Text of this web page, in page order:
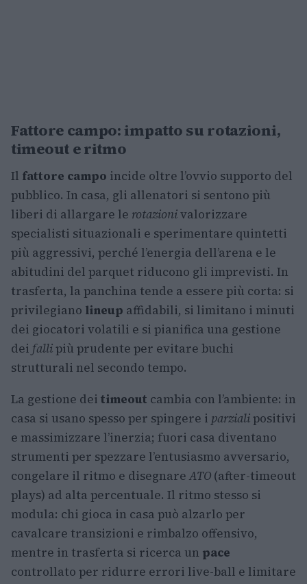
Fattore campo: impatto su rotazioni,
timeout e ritmo
Il fattore campo incide oltre l’ovvio supporto del
pubblico. In casa, gli allenatori si sentono più
liberi di allargare le rotazionivalorizzare
specialisti situazionali e sperimentare quintetti
più aggressivi, perché l’energia dell’arena e le
abitudini del parquet riducono gli imprevisti. In
trasferta, la panchina tende a essere più corta: si
privilegiano lineup affidabili, si limitano i minuti
dei giocatori volatili e si pianifica una gestione
dei fallipiù prudente per evitare buchi
strutturali nel secondo tempo.
La gestione dei timeout cambia con l’ambiente: in
casa si usano spesso per spingere i parzialipositivi
e massimizzare l’inerzia; fuori casa diventano
strumenti per spezzare l’entusiasmo avversario,
congelare il ritmo e disegnare ATO (after-timeout
plays) ad alta percentuale. Il ritmo stesso si
modula: chi gioca in casa può alzarlo per
cavalcare transizioni e rimbalzo offensivo,
mentre in trasferta si ricerca un pace
controllato per ridurre errori live-ball e limitare